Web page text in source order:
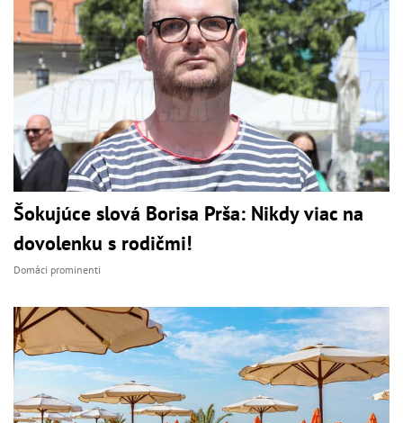
Šokujúce slová Borisa Prša: Nikdy viac na
dovolenku s rodičmi!
Domáci prominenti